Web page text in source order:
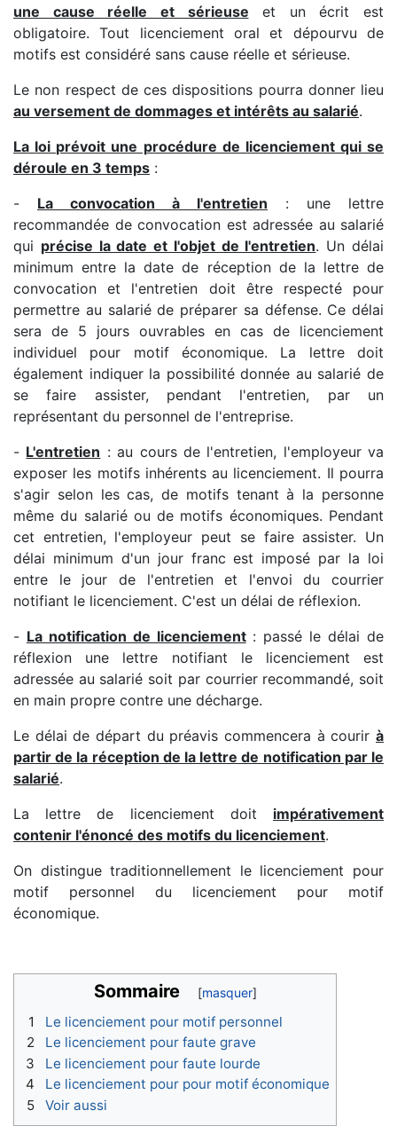
une cause réelle et sérieuse et un écrit est
obligatoire. Tout licenciement oral et dépourvu de
motifs est considéré sans cause réelle et sérieuse.
Le non respect de ces dispositions pourra donner lieu
au versement de dommages et intérêts au salarié.
La loi prévoit une procédure de licenciement qui se
déroule en 3 temps :
- La convocation à l'entretien : une lettre
recommandée de convocation est adressée au salarié
qui précise la date et l'objet de l'entretien. Un délai
minimum entre la date de réception de la lettre de
convocation et l'entretien doit être respecté pour
permettre au salarié de préparer sa défense. Ce délai
sera de 5 jours ouvrables en cas de licenciement
individuel pour motif économique. La lettre doit
également indiquer la possibilité donnée au salarié de
se faire assister, pendant l'entretien, par un
représentant du personnel de l'entreprise.
- L'entretien : au cours de l'entretien, l'employeur va
exposer les motifs inhérents au licenciement. Il pourra
s'agir selon les cas, de motifs tenant à la personne
même du salarié ou de motifs économiques. Pendant
cet entretien, l'employeur peut se faire assister. Un
délai minimum d'un jour franc est imposé par la loi
entre le jour de l'entretien et l'envoi du courrier
notifiant le licenciement. C'est un délai de réflexion.
- La notification de licenciement: passé le délai de
réflexion une lettre notifiant le licenciement est
adressée au salarié soit par courrier recommandé, soit
en main propre contre une décharge.
Le délai de départ du préavis commencera à courir à
partir de la réception de la lettre de notification par le
salarié.
La lettre de licenciement doit impérativement
contenir l'énoncé des motifs du licenciement.
On distingue traditionnellement le licenciement pour
motif personnel du licenciement pour motif
économique.
Sommaire
1
Le licenciement pour motif personnel
2
Le licenciement pour faute grave
3
Le licenciement pour faute lourde
4
Le licenciement pour pour motif économique
5
Voir aussi